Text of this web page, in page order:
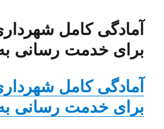
برای خدمت رسانی به
برای خدمت رسانی